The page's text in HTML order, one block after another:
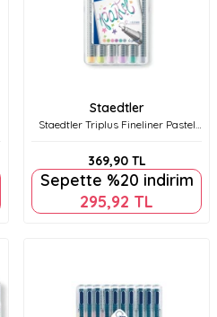
Staedtler
Staedtler Triplus Fineliner Pastel
369,90TL
Sepette %20 indirim
295,92 TL